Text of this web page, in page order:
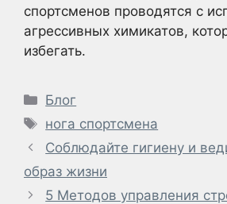
спортсменов проводятся с
агрессивных химикатов,
избегать.
Рубрики
Блог
Метки
нога спортсмена
Соблюдайте гигиену и
образ жизни
5 Методов управления